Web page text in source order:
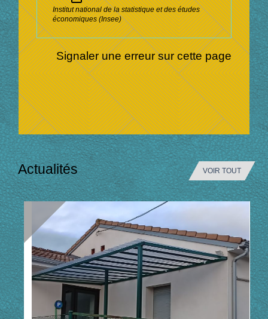
Institut national de la statistique et des études
économiques (Insee)
Signaler une erreur sur cette page
Actualités VOIR TOUT